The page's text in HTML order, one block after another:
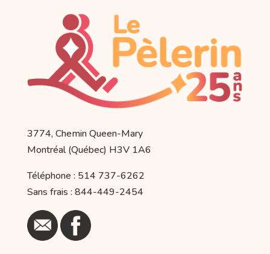
3774, Chemin Queen-Mary
Montréal (Québec) H3V 1A6
Téléphone : 514 737-6262
Sans frais : 844-449-2454